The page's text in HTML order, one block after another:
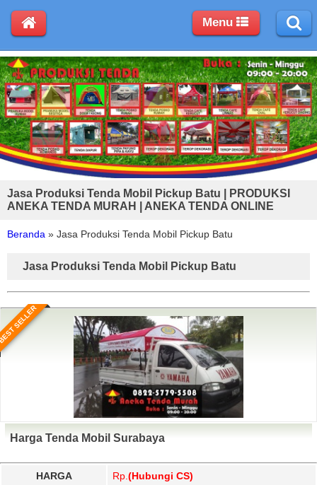
Jasa Produksi Tenda Mobil Pickup Batu | PRODUKSI
ANEKA TENDA MURAH | ANEKA TENDA ONLINE
Beranda » Jasa Produksi Tenda Mobil Pickup Batu
Jasa Produksi Tenda Mobil Pickup Batu
SELLER
Harga Tenda Mobil Surabaya
HARGA Rp. (Hubungi CS)
Menu